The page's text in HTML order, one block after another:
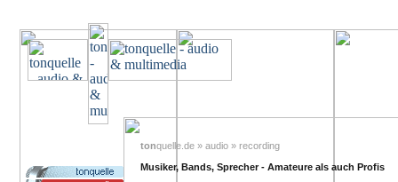
tonquelle.de » audio » recording
Musiker, Bands, Sprecher - Amateure als auch Profis